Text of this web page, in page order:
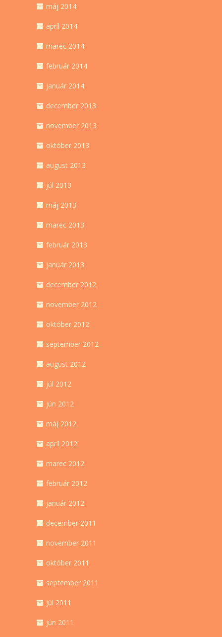
máj 2014
apríl 2014
marec 2014
február 2014
január 2014
december 2013
november 2013
október 2013
august 2013
júl 2013
máj 2013
marec 2013
február 2013
január 2013
december 2012
november 2012
október 2012
september 2012
august 2012
júl 2012
jún 2012
máj 2012
apríl 2012
marec 2012
február 2012
január 2012
december 2011
november 2011
október 2011
september 2011
júl 2011
jún 2011